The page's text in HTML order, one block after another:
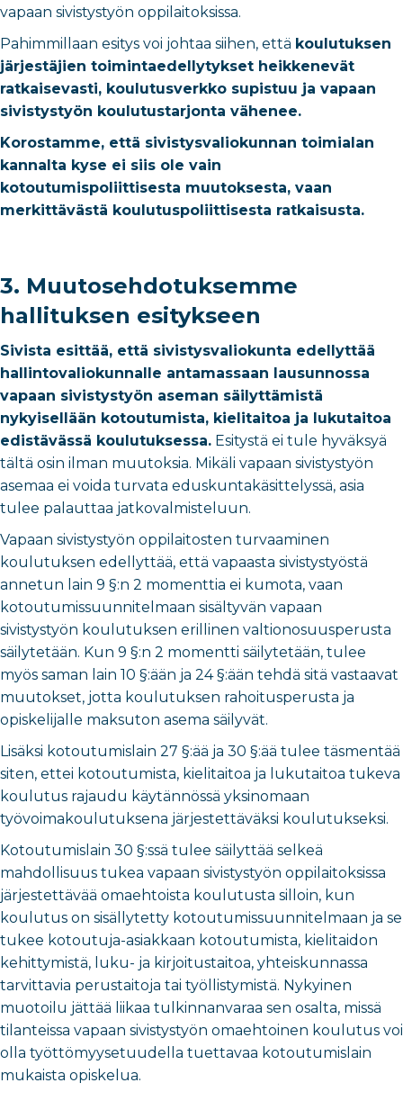
vapaan sivistystyön oppilaitoksissa.
Pahimmillaan esitys voi johtaa siihen, että koulutuksen
järjestäjien toimintaedellytykset heikkenevät
ratkaisevasti, koulutusverkko supistuu ja vapaan
sivistystyön koulutustarjonta vähenee.
Korostamme, että sivistysvaliokunnan toimialan
kannalta kyse ei siis ole vain
kotoutumispoliittisesta muutoksesta, vaan
merkittävästä koulutuspoliittisesta ratkaisusta.
3. Muutosehdotuksemme
hallituksen esitykseen
Sivista esittää, että sivistysvaliokunta edellyttää
hallintovaliokunnalle antamassaan lausunnossa
vapaan sivistystyön aseman säilyttämistä
nykyisellään kotoutumista, kielitaitoa ja lukutaitoa
edistävässä koulutuksessa. Esitystä ei tule hyväksyä
tältä osin ilman muutoksia. Mikäli vapaan sivistystyön
asemaa ei voida turvata eduskuntakäsittelyssä, asia
tulee palauttaa jatkovalmisteluun.
Vapaan sivistystyön oppilaitosten turvaaminen
koulutuksen edellyttää, että vapaasta sivistystyöstä
annetun lain 9 §:n 2 momenttia ei kumota, vaan
kotoutumissuunnitelmaan sisältyvän vapaan
sivistystyön koulutuksen erillinen valtionosuusperusta
säilytetään. Kun 9 §:n 2 momentti säilytetään, tulee
myös saman lain 10 §:ään ja 24 §:ään tehdä sitä vastaavat
muutokset, jotta koulutuksen rahoitusperusta ja
opiskelijalle maksuton asema säilyvät.
Lisäksi kotoutumislain 27 §:ää ja 30 §:ää tulee täsmentää
siten, ettei kotoutumista, kielitaitoa ja lukutaitoa tukeva
koulutus rajaudu käytännössä yksinomaan
työvoimakoulutuksena järjestettäväksi koulutukseksi.
Kotoutumislain 30 §:ssä tulee säilyttää selkeä
mahdollisuus tukea vapaan sivistystyön oppilaitoksissa
järjestettävää omaehtoista koulutusta silloin, kun
koulutus on sisällytetty kotoutumissuunnitelmaan ja se
tukee kotoutuja-asiakkaan kotoutumista, kielitaidon
kehittymistä, luku- ja kirjoitustaitoa, yhteiskunnassa
tarvittavia perustaitoja tai työllistymistä. Nykyinen
muotoilu jättää liikaa tulkinnanvaraa sen osalta, missä
tilanteissa vapaan sivistystyön omaehtoinen koulutus voi
olla työttömyysetuudella tuettavaa kotoutumislain
mukaista opiskelua.